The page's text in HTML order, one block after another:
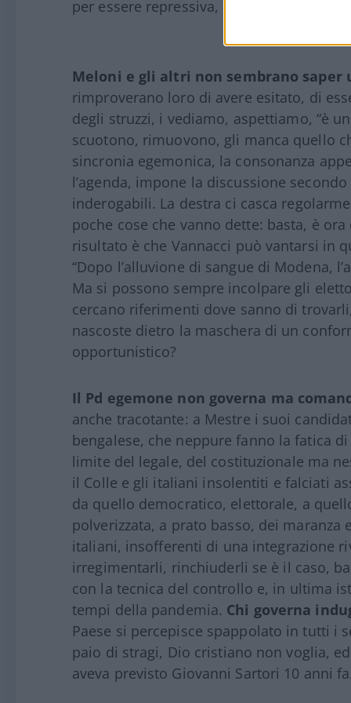
per essere repressiva, razzista, non
Meloni e gli altri non sembrano saper
rimproverano loro di avere esitato, di
degli struzzi, i vediamo, aspettiamo, “è
scuotono, rimuovono, gli manca quello
sincronia egemonica, la consonanza
l’agenda, impone la discussione
inderogabili. La destra ci casca
poche cose che vanno dette: basta, è
risultato è che Vannacci può vantarsi in
“Dopo l’alluvione di sangue di Modena,
Ma si possono sempre incolpare gli
cercano riferimenti dove sanno di
nascoste dietro la maschera di un
opportunistico?
Il Pd egemone non governa ma
anche tracotante: a Mestre i suoi
bengalese, che neppure fanno la fatica
limite del legale, del costituzionale ma
il Colle e gli italiani insolentiti e falciati
da quello democratico, elettorale, a
polverizzata, a prato basso, dei
italiani, insofferenti di una integrazione
irregimentarli, rinchiuderli se è il caso,
con la tecnica del controllo e, in ultima
tempi della pandemia. Chi governa
Paese si percepisce spappolato in tutti i
paio di stragi, Dio cristiano non voglia,
aveva previsto Giovanni Sartori 10 anni fa.